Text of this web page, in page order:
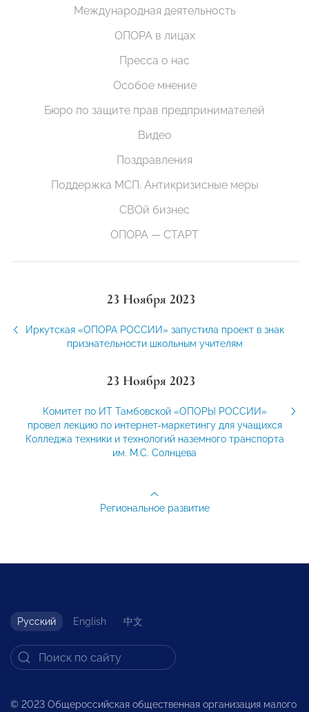
Международная деятельность
ОПОРА в лицах
Пресса о нас
Особое мнение
Бюро по защите прав предпринимателей
Видео
Поздравления
Поддержка МСП. Антикризисные меры
СВОй бизнес
ОПОРА — СТАРТ
23 Ноября 2023
Иркутская «ОПОРА РОССИИ» запустила проект в знак
признательности школьным учителям
23 Ноября 2023
Комитет по ИТ Тамбовской «ОПОРЫ РОССИИ»
провел лекцию по интернет-маркетингу для учащихся
Колледжа техники и технологий наземного транспорта
им. М.С. Солнцева
Региональное развитие
Русский English 中文
© 2023 Общероссийская общественная организация малого